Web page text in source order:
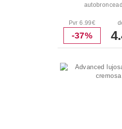
Pvr 6.99€
-37%